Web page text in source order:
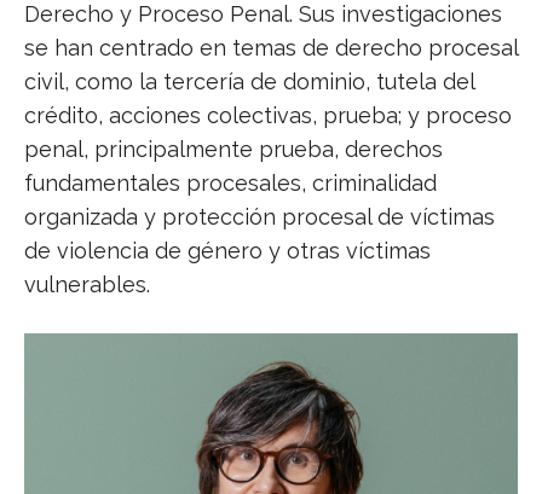
Derecho y Proceso Penal. Sus investigaciones
se han centrado en temas de derecho procesal
civil, como la tercería de dominio, tutela del
crédito, acciones colectivas, prueba; y proceso
penal, principalmente prueba, derechos
fundamentales procesales, criminalidad
organizada y protección procesal de víctimas
de violencia de género y otras víctimas
vulnerables.